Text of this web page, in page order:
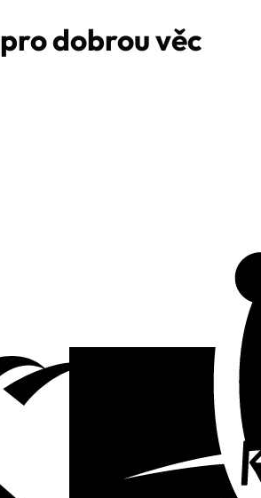
pro dobrou věc